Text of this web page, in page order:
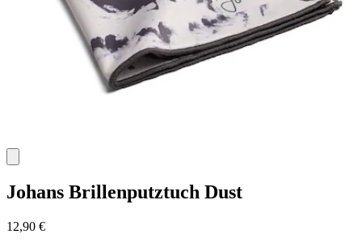
Johans Brillenputztuch Dust
12,90 €